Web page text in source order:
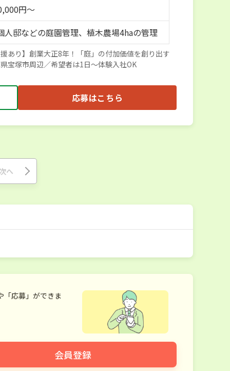
円～
人邸などの庭園管理、植木農場4haの管理
あり】創業大正8年！「庭」の付加価値を創り出す
宝塚市周辺／希望者は1日～体験入社OK
応募はこちら
へ
「応募」ができま
会員登録